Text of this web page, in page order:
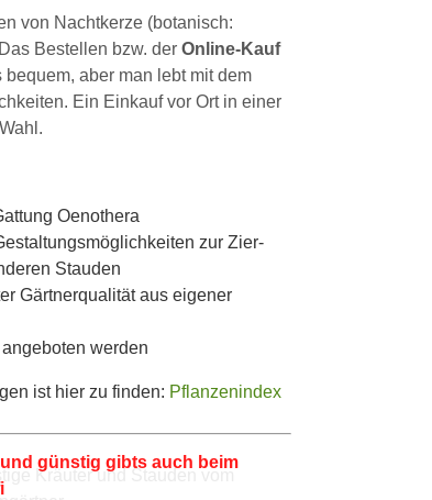
von Nachtkerze (botanisch:
Bestellen bzw. der Online-Kauf
bequem, aber man lebt mit dem
Ein Einkauf vor Ort in einer
Oenothera
zur Zier-
Stauden
Gärtnerqualität aus eigener
werden
ist hier zu finden: Pflanzenindex
günstig gibts auch beim